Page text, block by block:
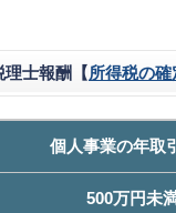
理士報酬【所得税の
個人事業の年取
500万円未